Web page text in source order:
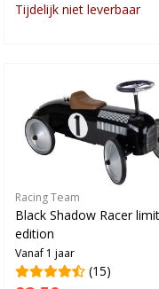
Tijdelijk niet leverbaar
Racing Team
Black Shadow Racer
edition
Vanaf 1 jaar
(15)